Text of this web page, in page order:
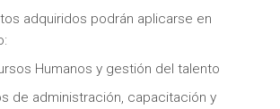
adquiridos podrán aplicarse en
Humanos y gestión del talento
de administración, capacitación y